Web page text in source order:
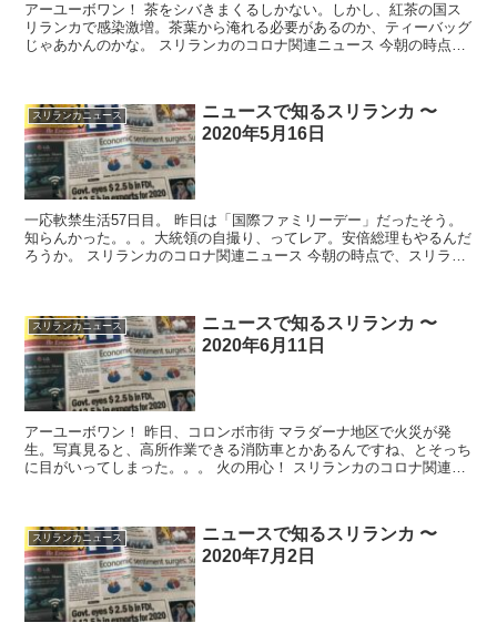
アーユーボワン！ 茶をシバきまくるしかない。しかし、紅茶の国ス
リランカで感染激増。茶葉から淹れる必要があるのか、ティーバッグ
じゃあかんのかな。 スリランカのコロナ関連ニュース 今朝の時点
スリランカニュース
ニュースで知るスリランカ 〜
2020年5月16日
一応軟禁生活57日目。 昨日は「国際ファミリーデー」だったそう。
知らんかった。。。大統領の自撮り、ってレア。安倍総理もやるんだ
ろうか。 スリランカのコロナ関連ニュース 今朝の時点で、スリラン
スリランカニュース
ニュースで知るスリランカ 〜
2020年6月11日
アーユーボワン！ 昨日、コロンボ市街 マラダーナ地区で火災が発
生。写真見ると、高所作業できる消防車とかあるんですね、とそっち
に目がいってしまった。。。 火の用心！ スリランカのコロナ関連ニ
スリランカニュース
ニュースで知るスリランカ 〜
2020年7月2日